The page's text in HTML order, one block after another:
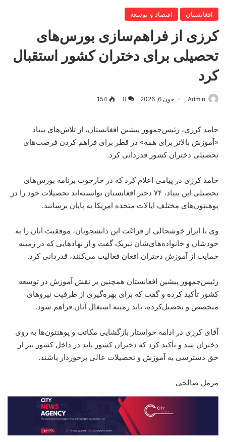
افغانستان اقتصاد و توسعه
کرزی از فراهم‌سازی بورس‌های
تحصیلی برای دختران کشور استقبال
کرد
Admin جون 6, 2026 0
154
حامد کرزی، رئیس‌جمهور پیشین افغانستان، از تلاش‌های بنیاد
«آموزش بالاتر برای همه» در قطر برای فراهم کردن فرصت‌های
تحصیلی دختران کشور قدردانی کرد.
حامد کرزی در پیامی اعلام کرد که در چارچوب برنامه بورس‌های
تحصیلی این بنیاد، ۷۴ دختر افغانستان توانسته‌اند تحصیلات خود را در
پوهنتون‌های مختلف ایالات متحده امریکا به پایان برسانند.
وی با ابراز خوشحالی از فراغت این دانشجویان، موفقیت آنان را به
خودشان و خانواده‌های‌شان تبریک گفت و از نهادهایی که در زمینه
حمایت از آموزش دختران افغان فعالیت می‌کنند، قدردانی کرد.
رئیس‌جمهور پیشین افغانستان همچنین بر نقش آموزش در توسعه
کشور تأکید کرده و گفت که برای بهره‌گیری از ظرفیت نیروهای
متخصص و تحصیل‌کرده، باید زمینه اشتغال آنان فراهم شود.
آقای کرزی در ادامه خواستار بازگشایی مکاتب و پوهنتون‌ها به روی
دختران شد و تأکید کرد که دختران کشور باید در داخل کشور نیز از
حق دسترسی به آموزش و تحصیلات عالی برخوردار باشند.
مزمل صالحی